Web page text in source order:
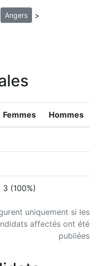
Angers >
uniquement si les
affectés ont été
publiées
Femmes Hommes
3 (100%)